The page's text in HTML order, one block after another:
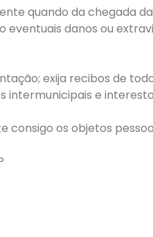
quando da chegada
danos ou
exija recibos de
intermunicipais e
consigo os objetos